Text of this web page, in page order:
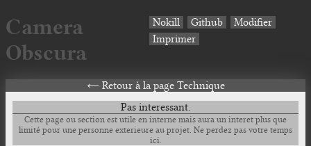
Camera
Obscura
Nokill Github
Modifier
Imprimer
Retour à la page Technique
Pas interessant.
Cette page ou section est utile en interne mais aura un interet plus que
limité pour une personne exterieure au projet. Ne perdez pas votre temps
ici.